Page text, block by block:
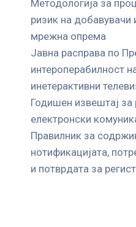
Mетодологија за
ризик на добавувачи
мрежна опрема
Јавна расправа по
интероперабилност
инетерактивни
Годишен извештај за
електронски
Правилник за
нотификацијата,
и потврдата за